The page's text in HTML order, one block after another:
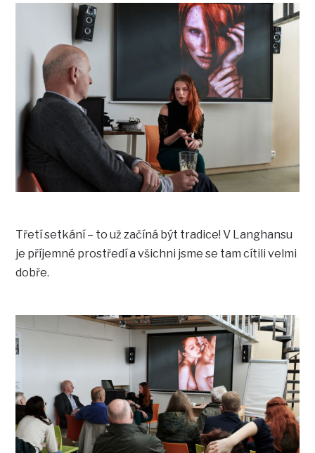
Třetí setkání – to už začíná být tradice! V Langhansu
je příjemné prostředí a všichni jsme se tam cítili velmi
dobře.